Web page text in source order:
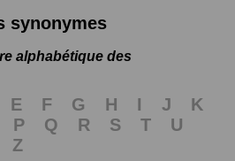
synonymes
alphabétique des
E F G H I J
K
P Q R S T
U
Z